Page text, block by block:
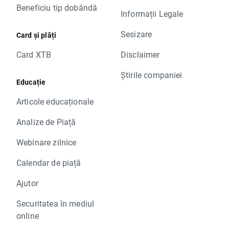
Beneficiu tip dobândă
Card și plăți
Card XTB
Educație
Articole educaționale
Analize de Piață
Webinare zilnice
Calendar de piață
Ajutor
Securitatea în mediul
online
Informații Legale
Sesizare
Disclaimer
Știrile companiei